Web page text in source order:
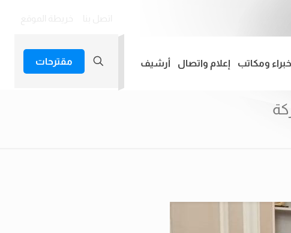
خبراء ومكاتب إعلام واتصال أرشيف مقترحات